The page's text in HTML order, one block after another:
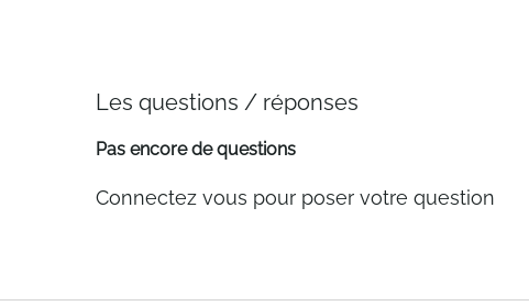
Les questions / réponses
Pas encore de questions
Connectez vous pour poser votre question